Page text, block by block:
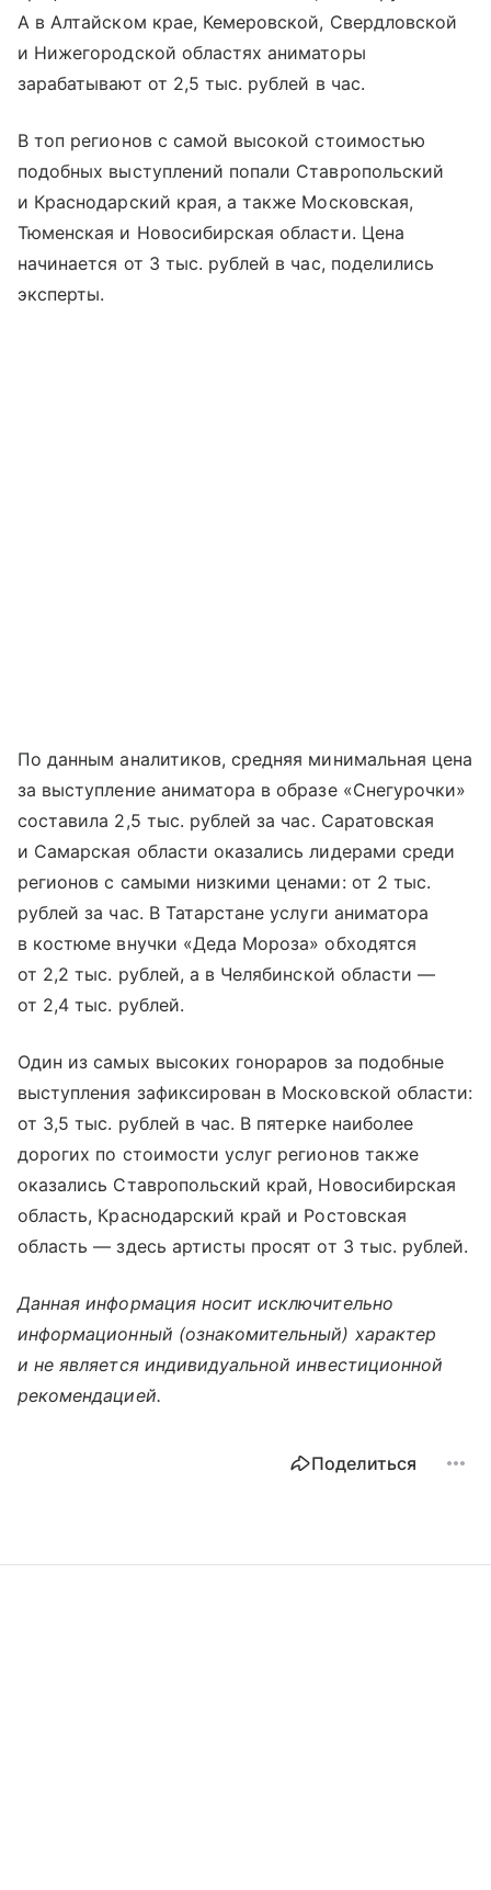
А в Алтайском крае, Кемеровской, Свердловской
и Нижегородской областях аниматоры
зарабатывают от 2,5 тыс. рублей в час.
В топ регионов с самой высокой стоимостью
подобных выступлений попали Ставропольский
и Краснодарский края, а также Московская,
Тюменская и Новосибирская области. Цена
начинается от 3 тыс. рублей в час, поделились
эксперты.
По данным аналитиков, средняя минимальная цена
за выступление аниматора в образе «Снегурочки»
составила 2,5 тыс. рублей за час. Саратовская
и Самарская области оказались лидерами среди
регионов с самыми низкими ценами: от 2 тыс.
рублей за час. В Татарстане услуги аниматора
в костюме внучки «Деда Мороза» обходятся
от 2,2 тыс. рублей, а в Челябинской области —
от 2,4 тыс. рублей.
Один из самых высоких гонораров за подобные
выступления зафиксирован в Московской области:
от 3,5 тыс. рублей в час. В пятерке наиболее
дорогих по стоимости услуг регионов также
оказались Ставропольский край, Новосибирская
область, Краснодарский край и Ростовская
область — здесь артисты просят от 3 тыс. рублей.
Данная информация носит исключительно
информационный (ознакомительный) характер
и не является индивидуальной инвестиционной
рекомендацией.
Поделиться